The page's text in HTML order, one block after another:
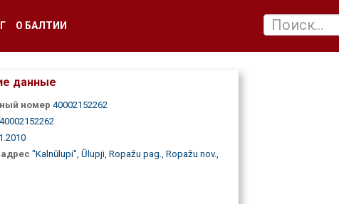
О БАЛТИИ
данные
номер 40002152262
"Kalnūlupi", Ūlupji, Ropažu pag., Ropažu nov.,